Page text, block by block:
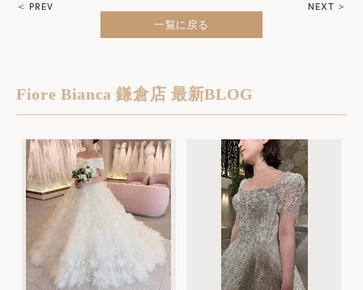
＜ PREV NEXT ＞
一覧に戻る
Fiore Bianca 鎌倉店 最新BLOG